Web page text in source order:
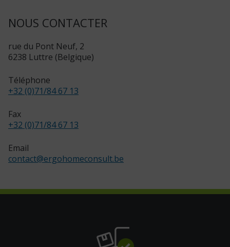
NOUS CONTACTER
rue du Pont Neuf, 2
6238 Luttre (Belgique)
Téléphone
+32 (0)71/84 67 13
Fax
+32 (0)71/84 67 13
Email
contact@ergohomeconsult.be